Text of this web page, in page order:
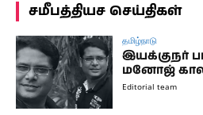
சமீபத்தியச செய்திகள்
தமிழ்நாடு
இயக்குநர்
மனோஜ்
Editorial team